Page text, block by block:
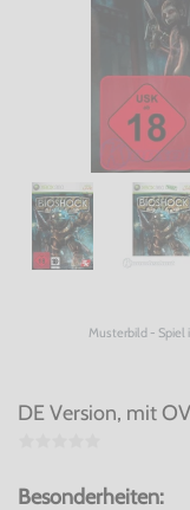
Musterbild - Spiel
DE Version, mit
Besonderheiten: